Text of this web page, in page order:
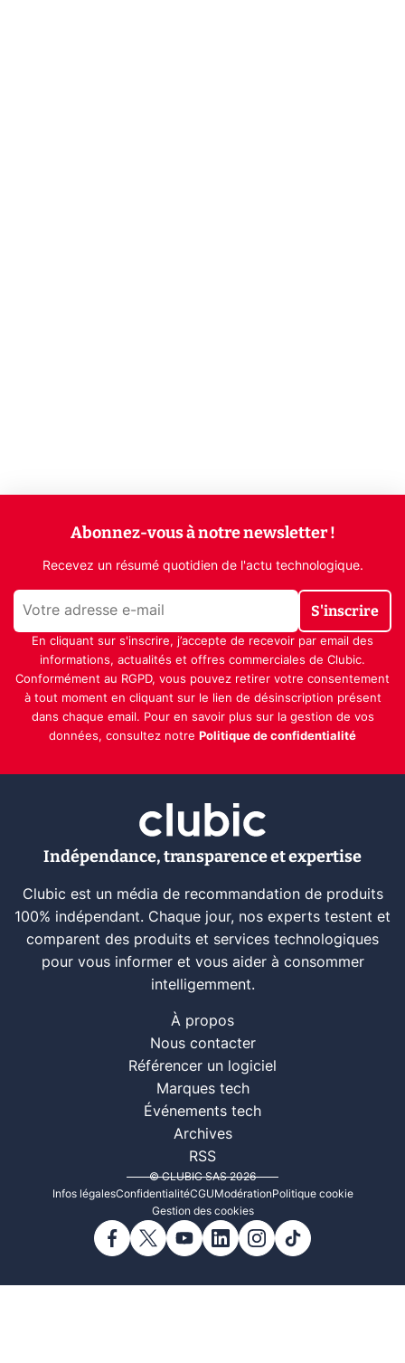
Abonnez-vous à notre newsletter !
Recevez un résumé quotidien de l'actu technologique.
S'inscrire
En cliquant sur s'inscrire, j’accepte de recevoir par email des
informations, actualités et offres commerciales de Clubic.
Conformément au RGPD, vous pouvez retirer votre consentement
à tout moment en cliquant sur le lien de désinscription présent
dans chaque email. Pour en savoir plus sur la gestion de vos
données, consultez notre Politique de confidentialité
Indépendance, transparence et expertise
Clubic est un média de recommandation de produits
100% indépendant. Chaque jour, nos experts testent et
comparent des produits et services technologiques
pour vous informer et vous aider à consommer
intelligemment.
À propos
Nous contacter
Référencer un logiciel
Marques tech
Événements tech
Archives
RSS
© CLUBIC SAS 2026
Infos légalesConfidentialitéCGUModérationPolitique cookie
Gestion des cookies